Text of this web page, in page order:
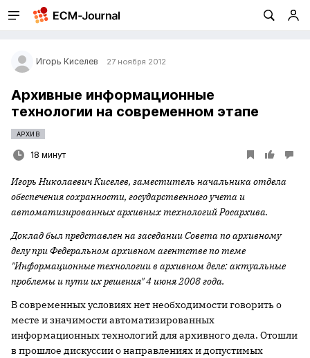
Игорь Киселев 27 ноября 2012
Архивные информационные
технологии на современном этапе
АРХИВ
18 минут
Игорь Николаевич Киселев, заместитель начальника отдела
обеспечения сохранности, государственного учета и
автоматизированных архивных технологий Росархива.
Доклад был представлен на заседании Совета по архивному
делу при Федеральном архивном агентстве по теме
"Информационные технологии в архивном деле: актуальные
проблемы и пути их решения" 4 июня 2008 года.
В современных условиях нет необходимости говорить о
месте и значимости автоматизированных
информационных технологий для архивного дела. Отошли
в прошлое дискуссии о направлениях и допустимых